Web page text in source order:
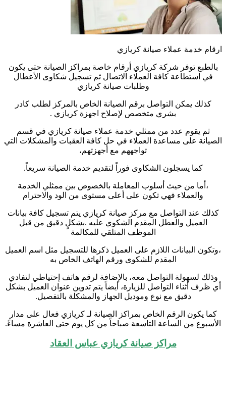
ارقام خدمة عملاء صيانة كريازي
بالطبع توفر شركة كريازي أرقام خاصة بمراكز الصيانة حتى يكون
في استطاعة كافة العملاء الاتصال ثم تسجيل شكاوى الأعطال
وطلبات صيانة كريازي
كذلك يمكن التواصل برقم الصيانة الخاص بالمركز لطلب كادر
بشري متخصص لإصلاح اجهزة كريازي .
ثم يقوم عدد من ممثلي خدمة عملاء صيانة كريازي في قسم
الصيانة على مساعدة العملاء في حل كافة العقبات والمشكلات التي
تواجههم مع أجهزتهم،
كما يسجلون الشكاوى فوراً لتقديم خدمة الصيانة سريعاً.
،أما من حيث أسلوب المعاملة بالخصوص بين ممثلي الخدمة
والعملاء فهي تكون على أعلى مستوى من الود والاحترام
كذلك عند التواصل مع مركز صيانة كريازي يتم تسجيل كافة بيانات
العميل والعطل المقدم الشكوي عليه .بشكلٍ دقيق من قبل
الموظف المتلقي للمكالمة
،وتكون البيانات اللازم على العميل ذكرها للتسجيل مثل اسم العميل
المقدم للشكوى ورقم الهاتف الخاص به
وذلك لسهولة التواصل معه، بالإضافة لرقم هاتف إحتياطي لتفادي
أي ظرف أثناء التواصل للزيارة، أيضاً يتم تدوين عنوان العميل بشكل
دقيق مع نوع وموديل الجهاز والمشكلة بالتفصيل.
كما يكون الرقم الخاص بمراكز الصيانة لـ كريازي فعال على مدار
الأسبوع من الساعة التاسعة صباحاً من كل يوم حتى العاشرة مساءً.
مراكز صيانة كريازي عباس العقاد